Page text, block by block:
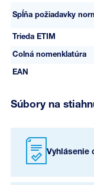
Spĺňa požiadavky
Trieda ETIM
Colná nomenklatúra
EAN
Súbory na
Vyhlásenie